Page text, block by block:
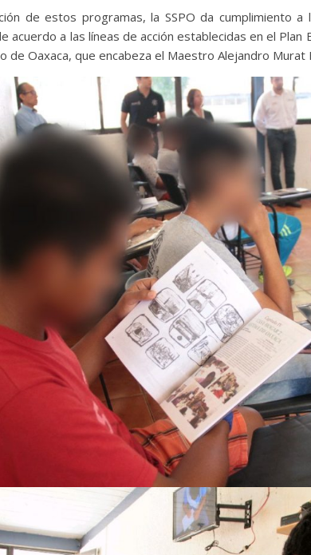
de estos programas, la SSPO da cumplimiento
acuerdo a las líneas de acción establecidas en el
de Oaxaca, que encabeza el Maestro Alejandro Murat